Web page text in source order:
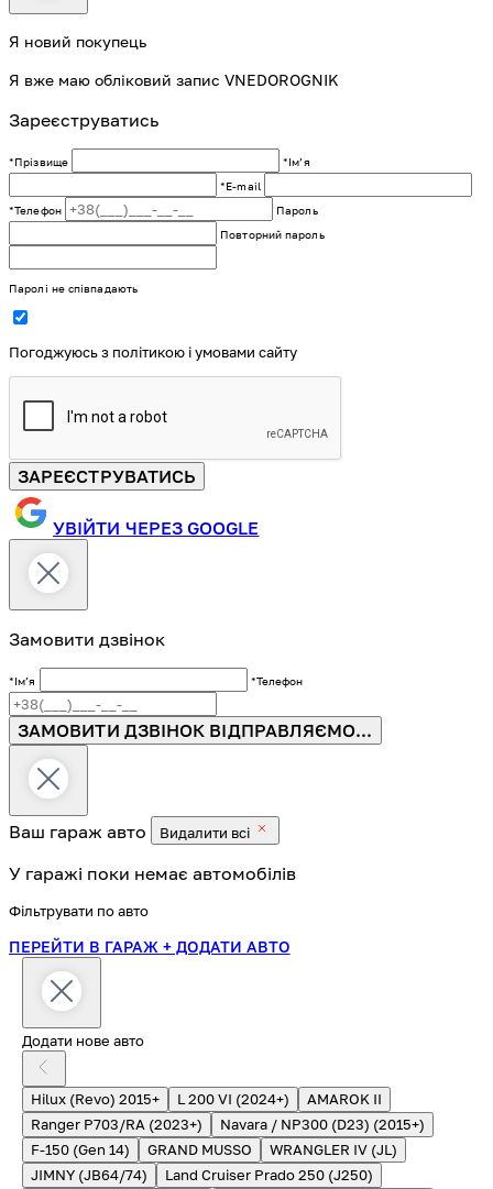
Я новий покупець
Я вже маю обліковий запис VNEDOROGNIK
Зареєструватись
*Прізвище
*Імʼя
*E-mail
*Телефон
Пароль
Повторний пароль
Паролі не співпадають
Погоджуюсь з політикою і умовами сайту
ЗАРЕЄСТРУВАТИСЬ
УВІЙТИ ЧЕРЕЗ GOOGLE
Замовити дзвінок
*Імʼя *Телефон
ЗАМОВИТИ ДЗВІНОК ВІДПРАВЛЯЄМО...
Ваш гараж авто Видалити всі
У гаражі поки немає автомобілів
Фільтрувати по авто
ПЕРЕЙТИ В ГАРАЖ + ДОДАТИ АВТО
Додати нове авто
Hilux (Revo) 2015+ L 200 VI (2024+)
AMAROK II
Ranger P703/RA (2023+)
Navara / NP300 (D23) (2015+)
F-150 (Gen 14)
GRAND MUSSO
WRANGLER IV (JL)
JIMNY (JB64/74)
Land Cruiser Prado 250 (J250)